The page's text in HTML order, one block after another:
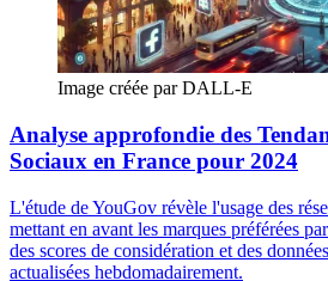
Image créée par DALL-E
Analyse approfondie des
Sociaux en France pour 2024
L'étude de YouGov révèle l'usage des
mettant en avant les marques préférées
des scores de considération et des
actualisées hebdomadairement.